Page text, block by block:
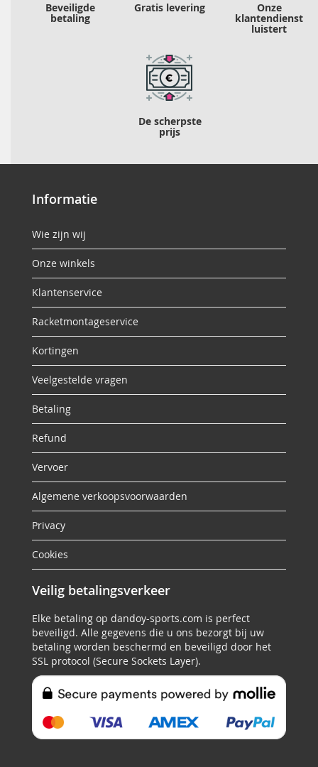
Beveiligde
betaling
Gratis levering Onze
klantendienst
luistert
De scherpste
prijs
Informatie
Wie zijn wij
Onze winkels
Klantenservice
Racketmontageservice
Kortingen
Veelgestelde vragen
Betaling
Refund
Vervoer
Algemene verkoopsvoorwaarden
Privacy
Cookies
Veilig betalingsverkeer
Elke betaling op dandoy-sports.com is perfect
beveiligd. Alle gegevens die u ons bezorgt bij uw
betaling worden beschermd en beveiligd door het
SSL protocol (Secure Sockets Layer).